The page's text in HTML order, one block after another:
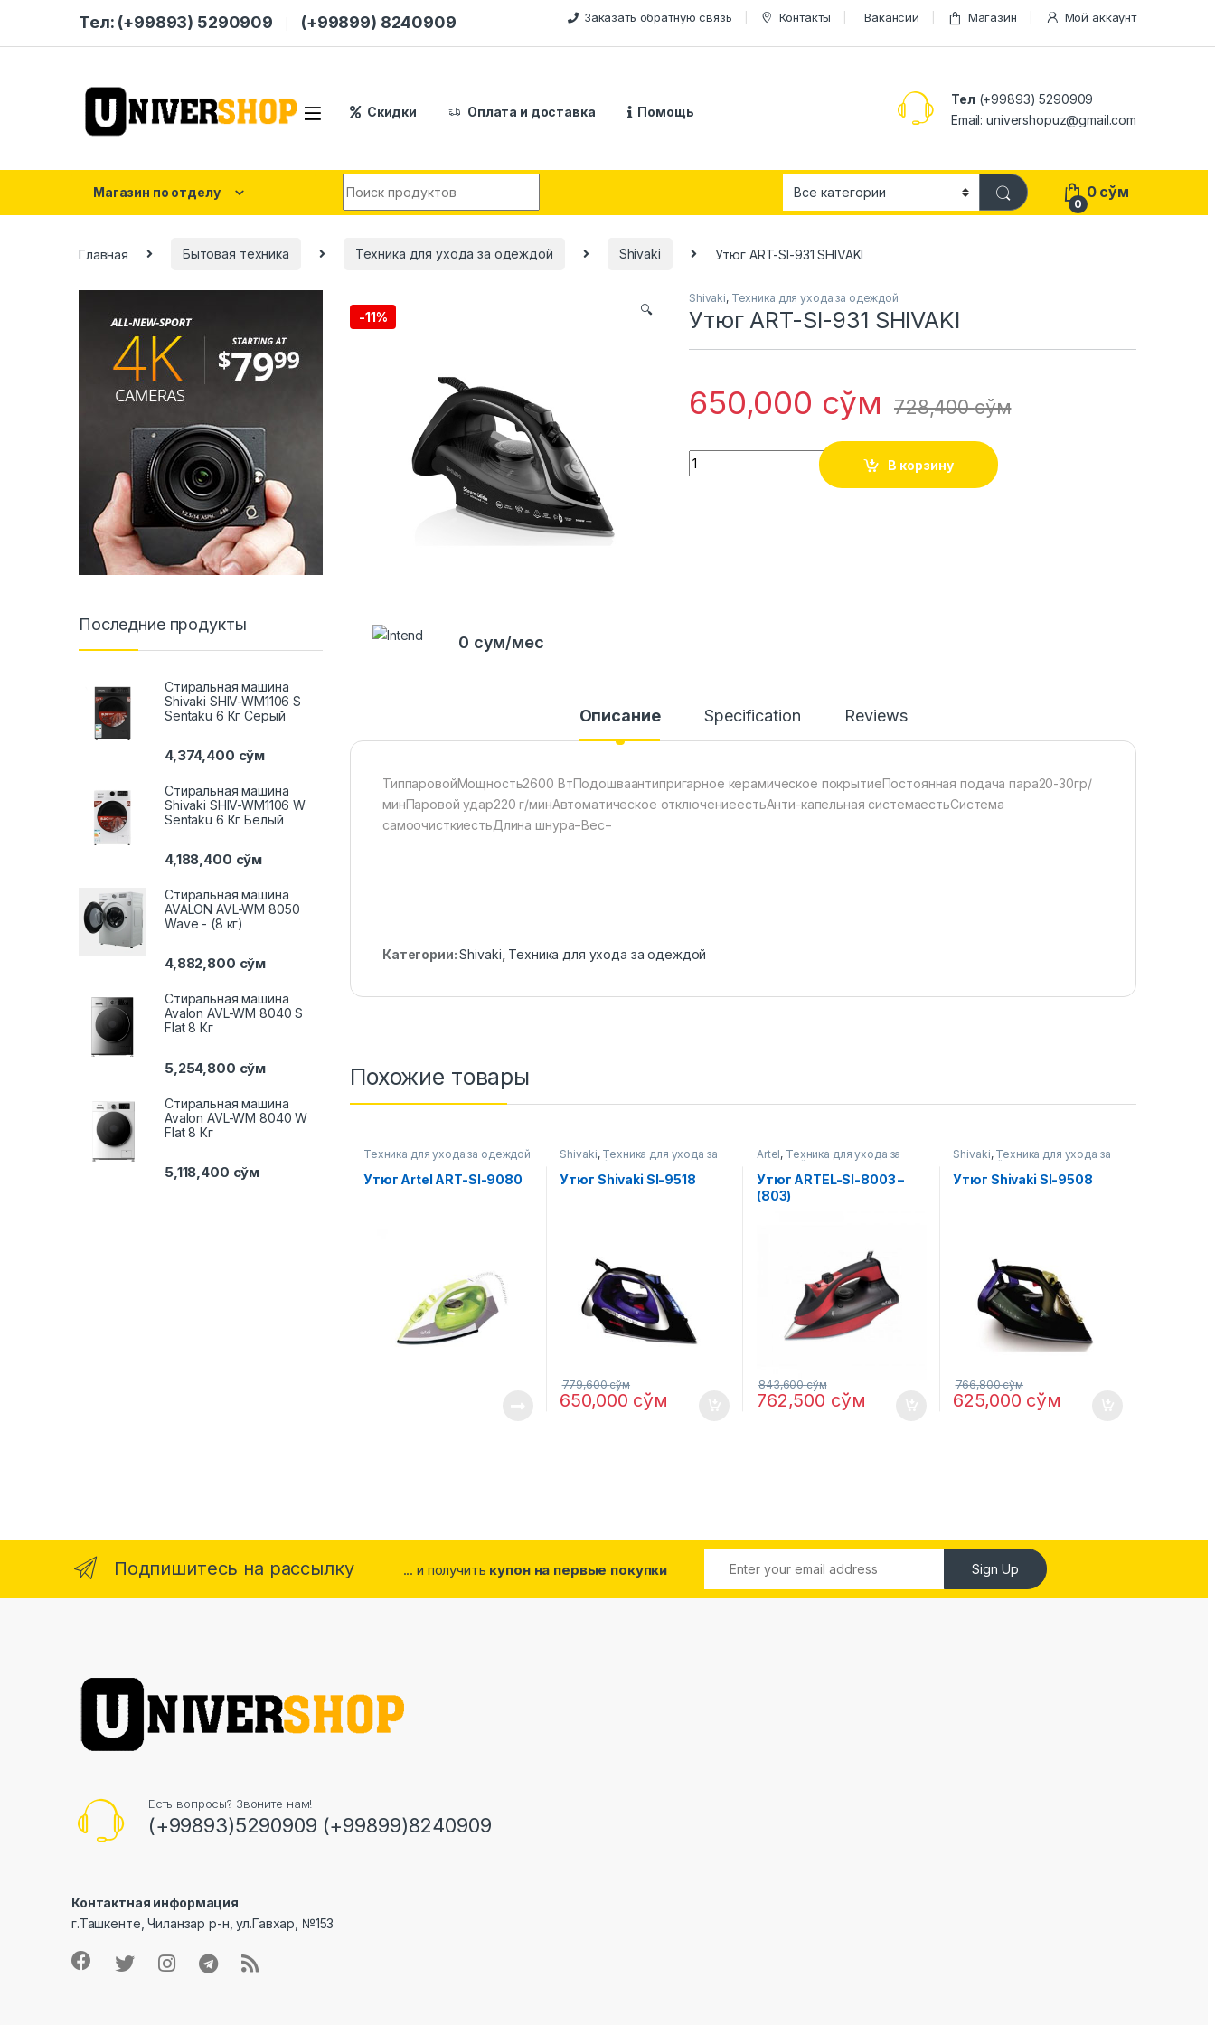
Тел: (+99893) 5290909 (+99899) 8240909 Заказать обратную связь Контакты Вакансии Магазин Мой аккаунт
Скидки Оплата и доставка Помощь
Тел (+99893) 5290909
Email: univershopuz@gmail.com
Магазин по отделу
0
0 сўм
Главная Бытовая техника Техника для ухода за одеждой Shivaki Утюг ART-SI-931 SHIVAKI
-11% 🔍
Shivaki, Техника для ухода за одеждой
Утюг ART-SI-931 SHIVAKI
650,000 сўм 728,400сўм
Quantity
В корзину
0 сум/мес
Описание Specification Reviews
ТиппаровойМощность2600 ВтПодошваантипригарное керамическое покрытиеПостоянная подача пара20-30гр/
минПаровой удар220 г/минАвтоматическое отключениеестьАнти-капельная системаестьСистема
самоочисткиестьДлина шнура−Вес−
Категории:Shivaki Техника для ухода за одеждой
Похожие товары
Техника для ухода за одеждой
Утюг Artel ART-SI-9080
Shivaki, Техника для ухода за
одеждой
Утюг Shivaki SI-9518
650,000 сўм
779,600сўм
Artel, Техника для ухода за
одеждой
Утюг ARTEL-SI-8003 –
(803)
762,500 сўм
843,600сўм
Shivaki, Техника для ухода за
одеждой
Утюг Shivaki SI-9508
625,000 сўм
766,800сўм
Последние продукты
Стиральная машина
Shivaki SHIV-WM1106 S
Sentaku 6 Кг Серый
4,374,400 сўм
Стиральная машина
Shivaki SHIV-WM1106 W
Sentaku 6 Кг Белый
4,188,400 сўм
Стиральная машина
AVALON AVL-WM 8050
Wave - (8 кг)
4,882,800 сўм
Стиральная машина
Avalon AVL-WM 8040 S
Flat 8 Кг
5,254,800 сўм
Стиральная машина
Avalon AVL-WM 8040 W
Flat 8 Кг
5,118,400 сўм
Подпишитесь на рассылку ... и получить купон на первые покупки Sign Up
Есть вопросы? Звоните нам!
(+99893)5290909 (+99899)8240909
Контактная информация
г.Ташкенте, Чиланзар р-н, ул.Гавхар, №153